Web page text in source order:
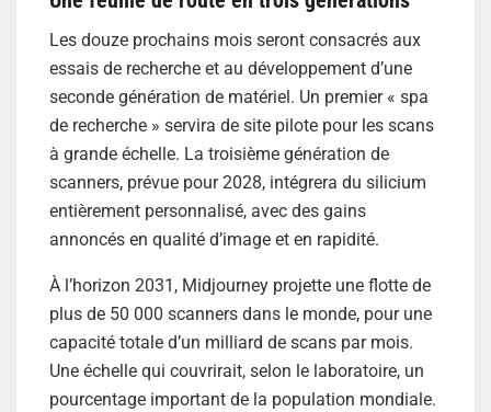
Les douze prochains mois seront consacrés aux
essais de recherche et au développement d’une
seconde génération de matériel. Un premier « spa
de recherche » servira de site pilote pour les scans
à grande échelle. La troisième génération de
scanners, prévue pour 2028, intégrera du silicium
entièrement personnalisé, avec des gains
annoncés en qualité d’image et en rapidité.
À l’horizon 2031, Midjourney projette une flotte de
plus de 50 000 scanners dans le monde, pour une
capacité totale d’un milliard de scans par mois.
Une échelle qui couvrirait, selon le laboratoire, un
pourcentage important de la population mondiale.